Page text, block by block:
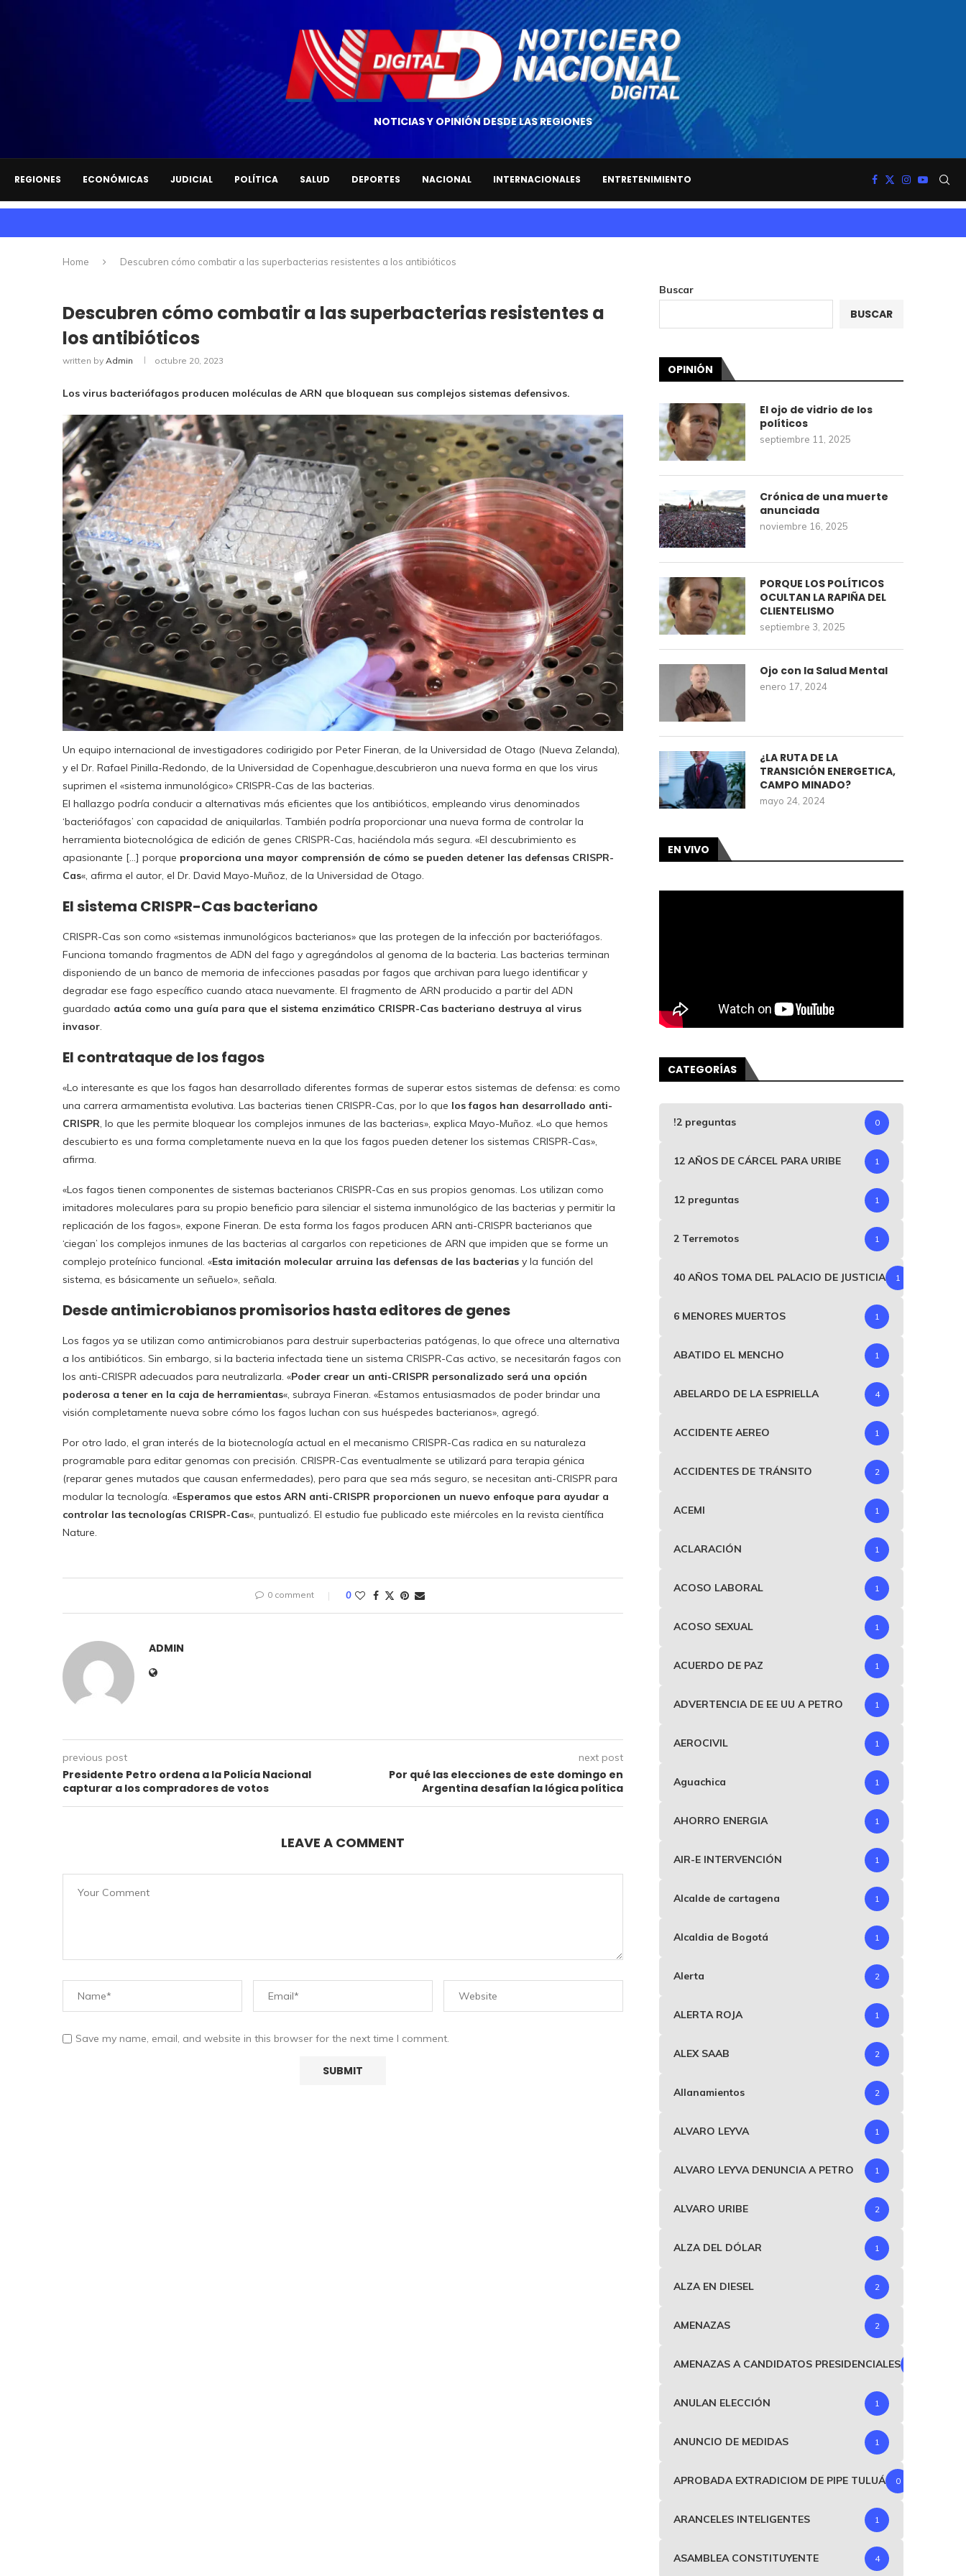
NOTICIAS Y OPINIÓN DESDE LAS REGIONES
REGIONES ECONÓMICAS JUDICIAL POLÍTICA SALUD DEPORTES NACIONAL INTERNACIONALES ENTRETENIMIENTO
Home Descubren cómo combatir a las superbacterias resistentes a los antibióticos
Descubren cómo combatir a las superbacterias resistentes a
los antibióticos
written by Admin octubre 20, 2023
Los virus bacteriófagos producen moléculas de ARN que bloquean sus complejos sistemas defensivos.
Un equipo internacional de investigadores codirigido por Peter Fineran, de la Universidad de Otago (Nueva Zelanda),
y el Dr. Rafael Pinilla-Redondo, de la Universidad de Copenhague,descubrieron una nueva forma en que los virus
suprimen el «sistema inmunológico» CRISPR-Cas de las bacterias.
El hallazgo podría conducir a alternativas más eficientes que los antibióticos, empleando virus denominados
‘bacteriófagos’ con capacidad de aniquilarlas. También podría proporcionar una nueva forma de controlar la
herramienta biotecnológica de edición de genes CRISPR-Cas, haciéndola más segura. «El descubrimiento es
apasionante […] porque proporciona una mayor comprensión de cómo se pueden detener las defensas CRISPR-
Cas«, afirma el autor, el Dr. David Mayo-Muñoz, de la Universidad de Otago.
El sistema CRISPR-Cas bacteriano
CRISPR-Cas son como «sistemas inmunológicos bacterianos» que las protegen de la infección por bacteriófagos.
Funciona tomando fragmentos de ADN del fago y agregándolos al genoma de la bacteria. Las bacterias terminan
disponiendo de un banco de memoria de infecciones pasadas por fagos que archivan para luego identificar y
degradar ese fago específico cuando ataca nuevamente. El fragmento de ARN producido a partir del ADN
guardado actúa como una guía para que el sistema enzimático CRISPR-Cas bacteriano destruya al virus
invasor.
El contrataque de los fagos
«Lo interesante es que los fagos han desarrollado diferentes formas de superar estos sistemas de defensa: es como
una carrera armamentista evolutiva. Las bacterias tienen CRISPR-Cas, por lo que los fagos han desarrollado anti-
CRISPR, lo que les permite bloquear los complejos inmunes de las bacterias», explica Mayo-Muñoz. «Lo que hemos
descubierto es una forma completamente nueva en la que los fagos pueden detener los sistemas CRISPR-Cas»,
afirma.
«Los fagos tienen componentes de sistemas bacterianos CRISPR-Cas en sus propios genomas. Los utilizan como
imitadores moleculares para su propio beneficio para silenciar el sistema inmunológico de las bacterias y permitir la
replicación de los fagos», expone Fineran. De esta forma los fagos producen ARN anti-CRISPR bacterianos que
‘ciegan’ los complejos inmunes de las bacterias al cargarlos con repeticiones de ARN que impiden que se forme un
complejo proteínico funcional. «Esta imitación molecular arruina las defensas de las bacterias y la función del
sistema, es básicamente un señuelo», señala.
Desde antimicrobianos promisorios hasta editores de genes
Los fagos ya se utilizan como antimicrobianos para destruir superbacterias patógenas, lo que ofrece una alternativa
a los antibióticos. Sin embargo, si la bacteria infectada tiene un sistema CRISPR-Cas activo, se necesitarán fagos con
los anti-CRISPR adecuados para neutralizarla. «Poder crear un anti-CRISPR personalizado será una opción
poderosa a tener en la caja de herramientas«, subraya Fineran. «Estamos entusiasmados de poder brindar una
visión completamente nueva sobre cómo los fagos luchan con sus huéspedes bacterianos», agregó.
Por otro lado, el gran interés de la biotecnología actual en el mecanismo CRISPR-Cas radica en su naturaleza
programable para editar genomas con precisión. CRISPR-Cas eventualmente se utilizará para terapia génica
(reparar genes mutados que causan enfermedades), pero para que sea más seguro, se necesitan anti-CRISPR para
modular la tecnología. «Esperamos que estos ARN anti-CRISPR proporcionen un nuevo enfoque para ayudar a
controlar las tecnologías CRISPR-Cas«, puntualizó. El estudio fue publicado este miércoles en la revista científica
Nature.
0 comment 0
ADMIN
previous post
Presidente Petro ordena a la Policía Nacional
capturar a los compradores de votos
next post
Por qué las elecciones de este domingo en
Argentina desafían la lógica política
LEAVE A COMMENT
Save my name, email, and website in this browser for the next time I comment.
Buscar
BUSCAR
OPINIÓN
El ojo de vidrio de los
políticos
septiembre 11, 2025
Crónica de una muerte
anunciada
noviembre 16, 2025
PORQUE LOS POLÍTICOS
OCULTAN LA RAPIÑA DEL
CLIENTELISMO
septiembre 3, 2025
Ojo con la Salud Mental
enero 17, 2024
¿LA RUTA DE LA
TRANSICIÓN ENERGETICA,
CAMPO MINADO?
mayo 24, 2024
EN VIVO
CATEGORÍAS
!2 preguntas 0
12 AÑOS DE CÁRCEL PARA URIBE 1
12 preguntas 1
2 Terremotos 1
40 AÑOS TOMA DEL PALACIO DE JUSTICIA 1
6 MENORES MUERTOS 1
ABATIDO EL MENCHO 1
ABELARDO DE LA ESPRIELLA 4
ACCIDENTE AEREO 1
ACCIDENTES DE TRÁNSITO 2
ACEMI 1
ACLARACIÓN 1
ACOSO LABORAL 1
ACOSO SEXUAL 1
ACUERDO DE PAZ 1
ADVERTENCIA DE EE UU A PETRO 1
AEROCIVIL 1
Aguachica 1
AHORRO ENERGIA 1
AIR-E INTERVENCIÓN 1
Alcalde de cartagena 1
Alcaldia de Bogotá 1
Alerta 2
ALERTA ROJA 1
ALEX SAAB 2
Allanamientos 2
ALVARO LEYVA 1
ALVARO LEYVA DENUNCIA A PETRO 1
ALVARO URIBE 2
ALZA DEL DÓLAR 1
ALZA EN DIESEL 2
AMENAZAS 2
AMENAZAS A CANDIDATOS PRESIDENCIALES
ANULAN ELECCIÓN 1
ANUNCIO DE MEDIDAS 1
APROBADA EXTRADICIOM DE PIPE TULUÁ 0
ARANCELES INTELIGENTES 1
ASAMBLEA CONSTITUYENTE 4